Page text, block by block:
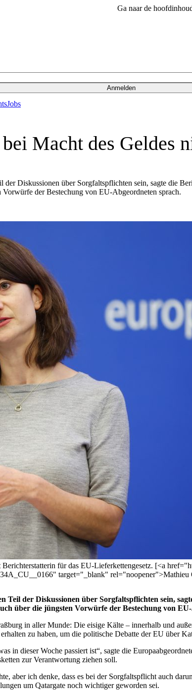
Ga naar de
Anmelden
Jobs
Macht des Geldes
Diskussionen über Sorgfaltspflichten sein, sagte die
der Bestechung von EU-Abgeordneten sprach.
für das EU-Lieferkettengesetz. [<a
target="_blank"
der Diskussionen über Sorgfaltspflichten sein,
über die jüngsten Vorwürfe der Bestechung von
in aller Munde: Die eisige Kälte – innerhalb und
zu haben, um die politische Debatte der EU über
in dieser Woche passiert ist“, sagte die
zur Verantwortung ziehen soll.
aber ich denke, dass es bei der Sorgfaltspflicht auch
um Qatargate noch wichtiger geworden sei.